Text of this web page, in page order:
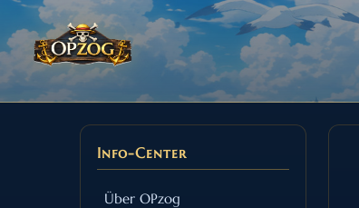
Info-Center
Über OPzog